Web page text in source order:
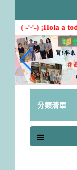
( ˶'ᵕ'˶) ¡Hola a
分類清單